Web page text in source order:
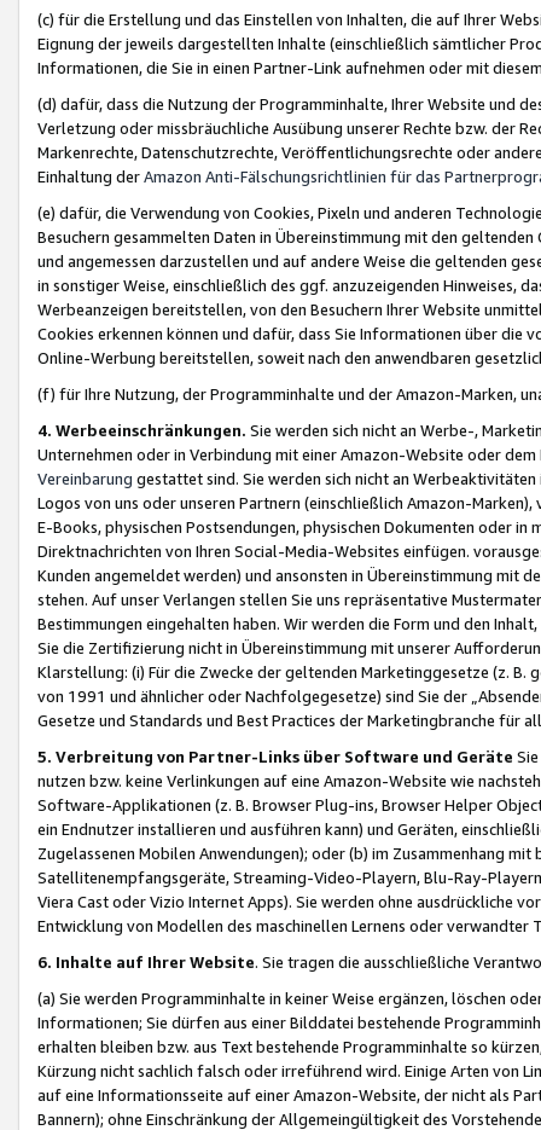
(c) für die Erstellung und das Einstellen von Inhalten, die auf Ihrer
Eignung der jeweils dargestellten Inhalte (einschließlich sämtlicher
Informationen, die Sie in einen Partner-Link aufnehmen oder mit
(d) dafür, dass die Nutzung der Programminhalte, Ihrer Website und
Verletzung oder missbräuchliche Ausübung unserer Rechte bzw. der
Markenrechte, Datenschutzrechte, Veröffentlichungsrechte oder
Einhaltung derAmazon Anti-Fälschungsrichtlinien für das
(e) dafür, die Verwendung von Cookies, Pixeln und anderen
Besuchern gesammelten Daten in Übereinstimmung mit den
und angemessen darzustellen und auf andere Weise die geltenden
in sonstiger Weise, einschließlich des ggf. anzuzeigenden Hinweises,
Werbeanzeigen bereitstellen, von den Besuchern Ihrer Website
Cookies erkennen können und dafür, dass Sie Informationen über die
Online-Werbung bereitstellen, soweit nach den anwendbaren
(f) für Ihre Nutzung, der Programminhalte und der Amazon-Marken,
4. Werbeeinschränkungen. Sie werden sich nicht an Werbe-,
Unternehmen oder in Verbindung mit einer Amazon-Website oder
Vereinbarung gestattet sind. Sie werden sich nicht an
Logos von uns oder unseren Partnern (einschließlich Amazon-
E-Books, physischen Postsendungen, physischen Dokumenten oder in
Direktnachrichten von Ihren Social-Media-Websites einfügen.
Kunden angemeldet werden) und ansonsten in Übereinstimmung mit
stehen. Auf unser Verlangen stellen Sie uns repräsentative
Bestimmungen eingehalten haben. Wir werden die Form und den
Sie die Zertifizierung nicht in Übereinstimmung mit unserer
Klarstellung: (i) Für die Zwecke der geltenden Marketinggesetze (z. B.
von 1991 und ähnlicher oder Nachfolgegesetze) sind Sie der
Gesetze und Standards und Best Practices der Marketingbranche für
5. Verbreitung von Partner-Links über Software und Geräte
nutzen bzw. keine Verlinkungen auf eine Amazon-Website wie
Software-Applikationen (z. B. Browser Plug-ins, Browser Helper
ein Endnutzer installieren und ausführen kann) und Geräten,
Zugelassenen Mobilen Anwendungen); oder (b) im Zusammenhang
Satellitenempfangsgeräte, Streaming-Video-Playern, Blu-Ray-
Viera Cast oder Vizio Internet Apps). Sie werden ohne ausdrückliche
Entwicklung von Modellen des maschinellen Lernens oder
6. Inhalte auf Ihrer Website. Sie tragen die ausschließliche
(a) Sie werden Programminhalte in keiner Weise ergänzen, löschen
Informationen; Sie dürfen aus einer Bilddatei bestehende
erhalten bleiben bzw. aus Text bestehende Programminhalte so
Kürzung nicht sachlich falsch oder irreführend wird. Einige Arten von
auf eine Informationsseite auf einer Amazon-Website, der nicht als
Bannern); ohne Einschränkung der Allgemeingültigkeit des